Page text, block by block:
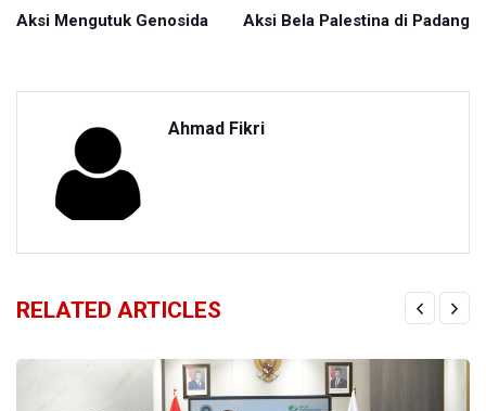
Aksi Mengutuk Genosida Aksi Bela Palestina di Padang
Ahmad Fikri
RELATED ARTICLES